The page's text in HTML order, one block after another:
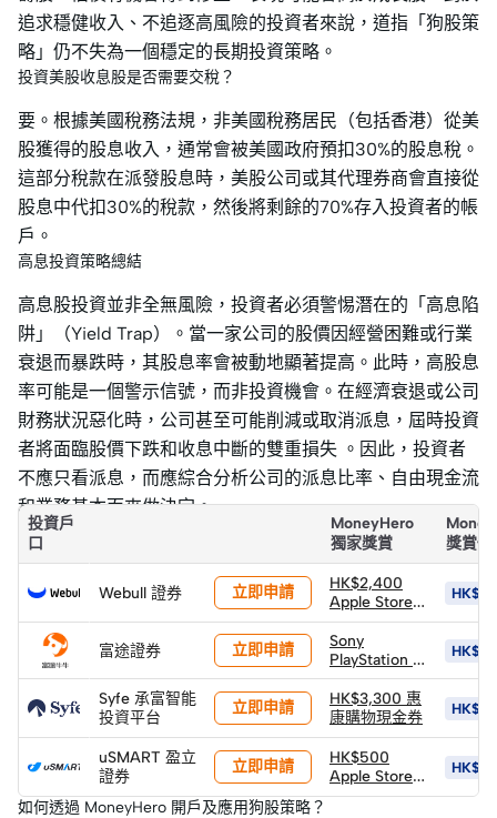
追求穩健收入、不追逐高風險的投資者來說，道指「狗股策
略」仍不失為一個穩定的長期投資策略。
投資美股收息股是否需要交稅？
要。根據美國稅務法規，非美國稅務居民（包括香港）從美
股獲得的股息收入，通常會被美國政府預扣30%的股息稅。
這部分稅款在派發股息時，美股公司或其代理券商會直接從
股息中代扣30%的稅款，然後將剩餘的70%存入投資者的帳
戶。
高息投資策略總結
高息股投資並非全無風險，投資者必須警惕潛在的「高息陷
阱」（Yield Trap）。當一家公司的股價因經營困難或行業
衰退而暴跌時，其股息率會被動地顯著提高。此時，高股息
率可能是一個警示信號，而非投資機會。在經濟衰退或公司
財務狀況惡化時，公司甚至可能削減或取消派息，屆時投資
者將面臨股價下跌和收息中斷的雙重損失 。因此，投資者
不應只看派息，而應綜合分析公司的派息比率、自由現金流
和業務基本面來做決定。
投資戶
口
MoneyHero
獨家獎賞
獎賞價
Webull 證券 立即申請
HK$2,400
Apple Store
禮品卡
富途證券 立即申請
Sony
PlayStation 5
PS5 Pro 遊戲
主機 (價值
HK$6,502)
(以換購價
HK$4,400換
領)
Syfe 承富智能
投資平台
立即申請
HK$3,300 惠
康購物現金券
uSMART 盈立
證券
立即申請
HK$500
Apple Store
禮品卡
如何透過 MoneyHero 開戶及應用狗股策略？